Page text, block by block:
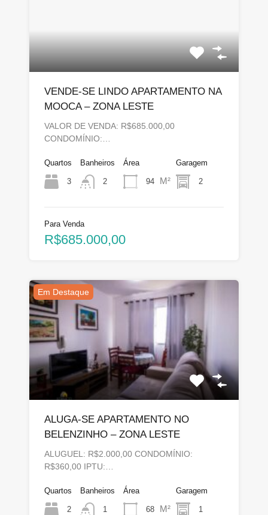
VENDE-SE LINDO APARTAMENTO NA
MOOCA – ZONA LESTE
VALOR DE VENDA: R$685.000,00
CONDOMÍNIO:…
Quartos
3
Banheiros
2
Área
94 M²
Garagem
2
Para Venda
R$685.000,00
Em Destaque
ALUGA-SE APARTAMENTO NO
BELENZINHO – ZONA LESTE
ALUGUEL: R$2.000,00 CONDOMÍNIO:
R$360,00 IPTU:…
Quartos
2
Banheiros
1
Área
68 M²
Garagem
1